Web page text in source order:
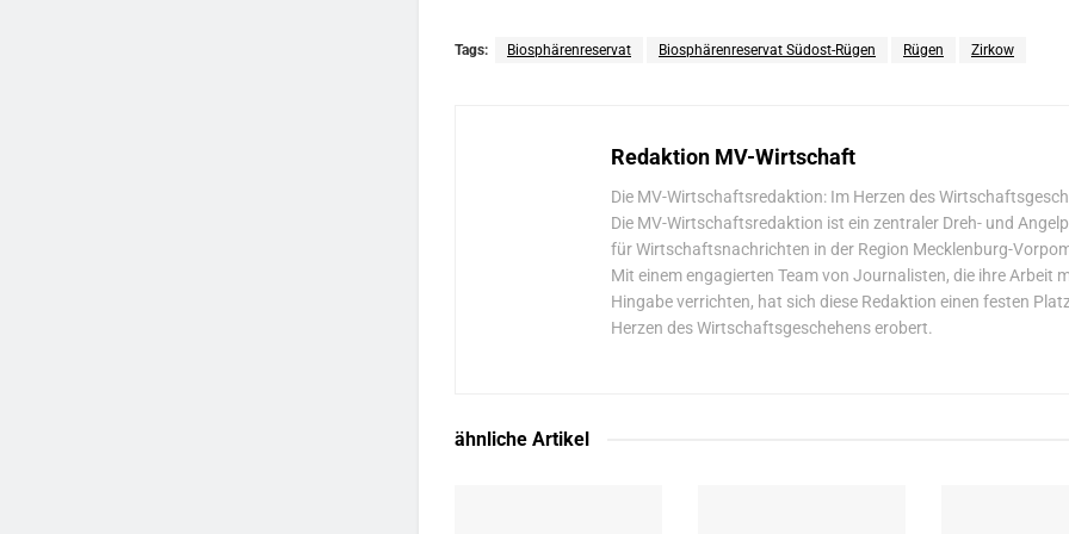
Tags: Biosphären­reservat Biosphären­reservat Südost-Rügen Rügen Zirkow
Redaktion MV-Wirtschaft
Die MV-Wirtschaftsredaktion: Im Herzen des
Die MV-Wirtschaftsredaktion ist ein zentraler Dreh- und
für Wirtschaftsnachrichten in der Region Mecklenburg-
Mit einem engagierten Team von Journalisten, die ihre Arbeit
Hingabe verrichten, hat sich diese Redaktion einen festen
Herzen des Wirtschaftsgeschehens erobert.
ähnliche Artikel